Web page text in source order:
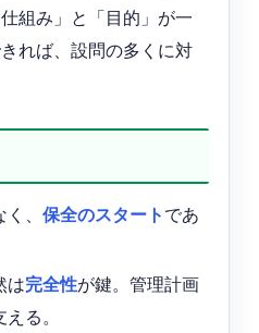
組み」と「目的」が一
れば、設問の多くに対
く、保全のスタート であ
は完全性が鍵。管理計画
る。